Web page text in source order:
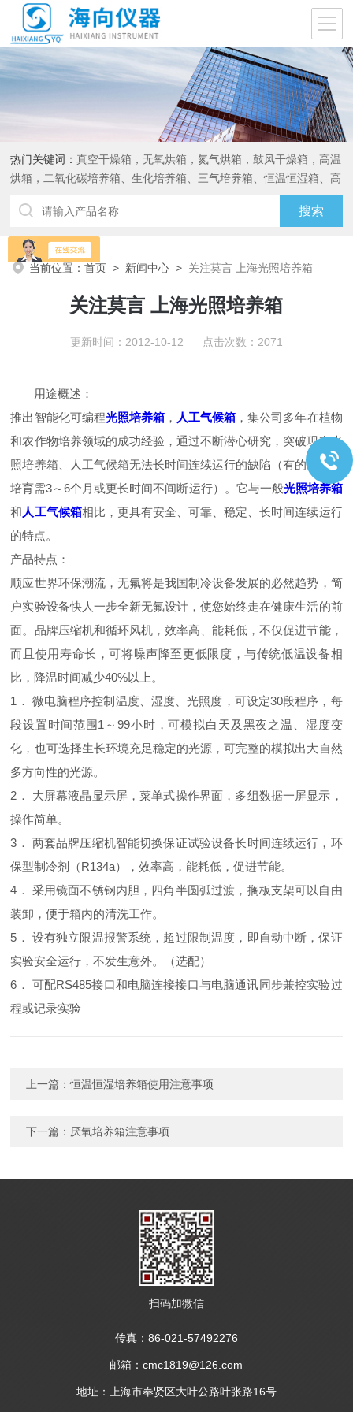
热门关键词：真空干燥箱，无氧烘箱，氮气烘箱，鼓风干燥箱，高温
烘箱，二氧化碳培养箱、生化培养箱、三气培养箱、恒温恒湿箱、高
当前位置：首页 > 新闻中心 > 关注莫言 上海光照培养箱
关注莫言 上海光照培养箱
更新时间：2012-10-12 点击次数：2071
用途概述：
推出智能化可编程光照培养箱 ， 人工气候箱 ，集公司多年在植物
和农作物培养领域的成功经验，通过不断潜心研究，突破现有光
照培养箱、人工气候箱无法长时间连续运行的缺陷（有的农作物
培育需3～6个月或更长时间不间断运行）。它与一般光照培养箱
和 人工气候箱相比，更具有安全、可靠、稳定、长时间连续运行
的特点。
产品特点：
顺应世界环保潮流，无氟将是我国制冷设备发展的必然趋势，简
户实验设备快人一步全新无氟设计，使您始终走在健康生活的前
面。品牌压缩机和循环风机，效率高、能耗低，不仅促进节能，
而且使用寿命长，可将噪声降至更低限度，与传统低温设备相
比，降温时间减少40%以上。
1． 微电脑程序控制温度、湿度、光照度，可设定30段程序，每
段设置时间范围1～99小时，可模拟白天及黑夜之温、湿度变
化，也可选择生长环境充足稳定的光源，可完整的模拟出大自然
多方向性的光源。
2． 大屏幕液晶显示屏，菜单式操作界面，多组数据一屏显示，
操作简单。
3． 两套品牌压缩机智能切换保证试验设备长时间连续运行，环
保型制冷剂（R134a），效率高，能耗低，促进节能。
4． 采用镜面不锈钢内胆，四角半圆弧过渡，搁板支架可以自由
装卸，便于箱内的清洗工作。
5． 设有独立限温报警系统，超过限制温度，即自动中断，保证
实验安全运行，不发生意外。（选配）
6． 可配RS485接口和电脑连接接口与电脑通讯同步兼控实验过
程或记录实验
上一篇：恒温恒湿培养箱使用注意事项
下一篇： 厌氧培养箱注意事项
扫码加微信
传真：86-021-57492276
邮箱：cmc1819@126.com
地址：上海市奉贤区大叶公路叶张路16号